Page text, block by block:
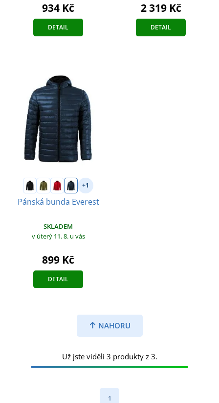
934 Kč
DETAIL
2 319 Kč
DETAIL
+1
Pánská bunda Everest
SKLADEM
v úterý 11. 8. u vás
899 Kč
DETAIL
NAHORU
Už jste viděli 3 produkty z 3.
1